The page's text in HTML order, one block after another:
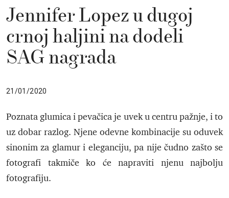
Jennifer Lopez u dugoj
crnoj haljini na dodeli
SAG nagrada
21/01/2020
Poznata glumica i pevačica je uvek u centru pažnje, i to
uz dobar razlog. Njene odevne kombinacije su oduvek
sinonim za glamur i eleganciju, pa nije čudno zašto se
fotografi takmiče ko će napraviti njenu najbolju
fotografiju.